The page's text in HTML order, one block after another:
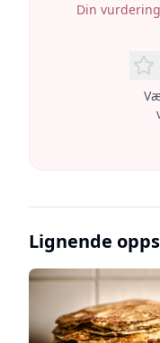
Din
Lignende